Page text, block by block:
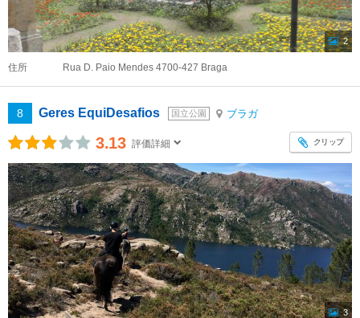
2
住所 Rua D. Paio Mendes 4700-427 Braga
8 Geres EquiDesafios 国立公園 ブラガ
3.13 評価詳細 クリップ
3